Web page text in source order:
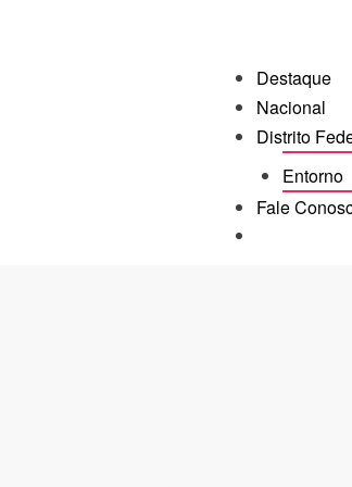
Destaque
Nacional
Distrito
Entorno
Fale